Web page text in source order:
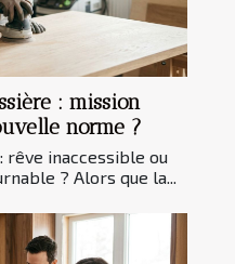
: mission
norme ?
rêve inaccessible ou
? Alors que la...